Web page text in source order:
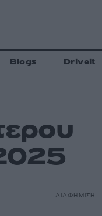
Blogs Driveit
ΔΙΑΦΗΜΙΣΗ